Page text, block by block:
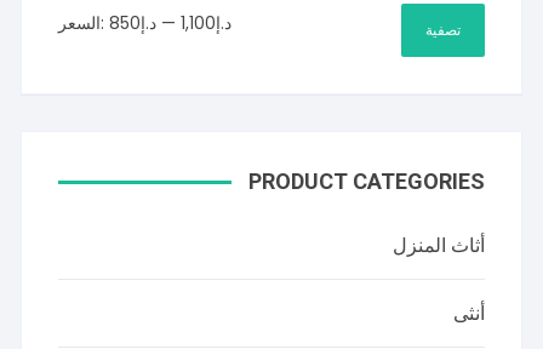
تصفية السعر: د.إ850 — د.إ1,100
PRODUCT CATEGORIES
أثاث المنزل
أنثى